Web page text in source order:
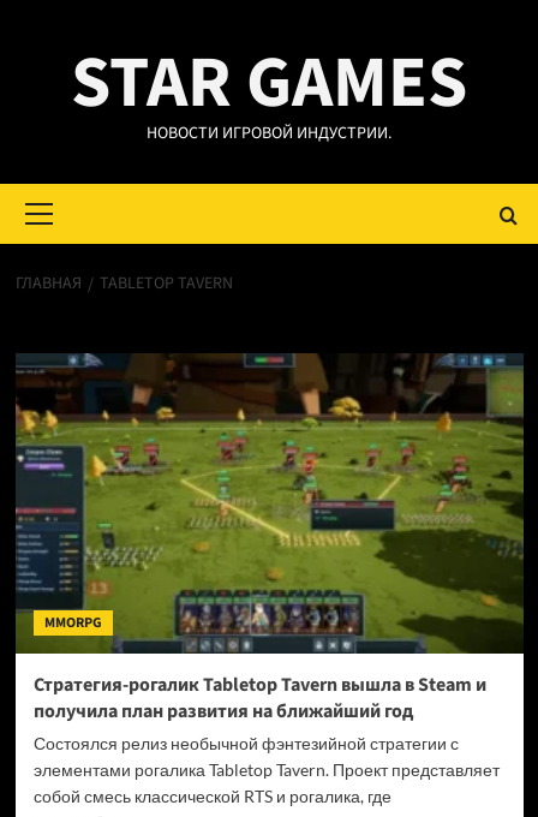
содержимомуSTAR GAMES
НОВОСТИ ИГРОВОЙ ИНДУСТРИИ.
меню
ГЛАВНАЯ TABLETOP TAVERN
MMORPG
Стратегия-рогалик Tabletop Tavern вышла в Steam и
получила план развития на ближайший год
Состоялся релиз необычной фэнтезийной стратегии с
элементами рогалика Tabletop Tavern. Проект представляет
собой смесь классической RTS и рогалика, где